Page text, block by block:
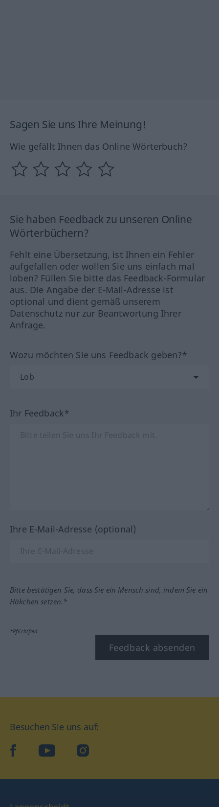
Sagen Sie uns Ihre Meinung!
Wie gefällt Ihnen das Online Wörterbuch?
Sie haben Feedback zu unseren Online
Wörterbüchern?
Fehlt eine Übersetzung, ist Ihnen ein Fehler
aufgefallen oder wollen Sie uns einfach mal
loben? Füllen Sie bitte das Feedback-Formular
aus. Die Angabe der E-Mail-Adresse ist
optional und dient gemäß unserem
Datenschutz nur zur Beantwortung Ihrer
Anfrage.
Wozu möchten Sie uns Feedback geben?*
Ihr Feedback*
Ihre E-Mail-Adresse (optional)
Bitte bestätigen Sie, dass Sie ein Mensch sind, indem Sie ein
Häkchen setzen.*
*Pflichtfeld
Feedback absenden
Besuchen Sie uns auf:
facebook YouTube Instagram